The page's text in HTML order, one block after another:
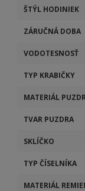
ŠTÝL HODINIEK
ZÁRUČNÁ DOBA
VODOTESNOSŤ
TYP KRABIČKY
MATERIÁL
TVAR PUZDRA
SKLÍČKO
TYP ČÍSELNÍKA
MATERIÁL